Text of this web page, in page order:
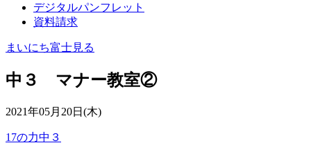
デジタルパンフレット
資料請求
まいにち富士見る
中３ マナー教室②
2021年05月20日(木)
17の力中３